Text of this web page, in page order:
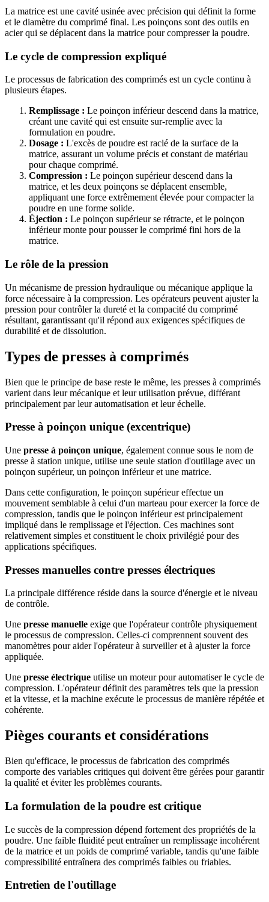
La matrice est une cavité usinée avec précision qui définit la forme
et le diamètre du comprimé final. Les poinçons sont des outils en
acier qui se déplacent dans la matrice pour compresser la poudre.
Le cycle de compression expliqué
Le processus de fabrication des comprimés est un cycle continu à
plusieurs étapes.
Remplissage : Le poinçon inférieur descend dans la matrice,
créant une cavité qui est ensuite sur-remplie avec la
formulation en poudre.
Dosage : L'excès de poudre est raclé de la surface de la
matrice, assurant un volume précis et constant de matériau
pour chaque comprimé.
Compression : Le poinçon supérieur descend dans la
matrice, et les deux poinçons se déplacent ensemble,
appliquant une force extrêmement élevée pour compacter la
poudre en une forme solide.
Éjection : Le poinçon supérieur se rétracte, et le poinçon
inférieur monte pour pousser le comprimé fini hors de la
matrice.
Le rôle de la pression
Un mécanisme de pression hydraulique ou mécanique applique la
force nécessaire à la compression. Les opérateurs peuvent ajuster la
pression pour contrôler la dureté et la compacité du comprimé
résultant, garantissant qu'il répond aux exigences spécifiques de
durabilité et de dissolution.
Types de presses à comprimés
Bien que le principe de base reste le même, les presses à comprimés
varient dans leur mécanique et leur utilisation prévue, différant
principalement par leur automatisation et leur échelle.
Presse à poinçon unique (excentrique)
Une presse à poinçon unique, également connue sous le nom de
presse à station unique, utilise une seule station d'outillage avec un
poinçon supérieur, un poinçon inférieur et une matrice.
Dans cette configuration, le poinçon supérieur effectue un
mouvement semblable à celui d'un marteau pour exercer la force de
compression, tandis que le poinçon inférieur est principalement
impliqué dans le remplissage et l'éjection. Ces machines sont
relativement simples et constituent le choix privilégié pour des
applications spécifiques.
Presses manuelles contre presses électriques
La principale différence réside dans la source d'énergie et le niveau
de contrôle.
Une presse manuelle exige que l'opérateur contrôle physiquement
le processus de compression. Celles-ci comprennent souvent des
manomètres pour aider l'opérateur à surveiller et à ajuster la force
appliquée.
Une presse électrique utilise un moteur pour automatiser le cycle de
compression. L'opérateur définit des paramètres tels que la pression
et la vitesse, et la machine exécute le processus de manière répétée et
cohérente.
Pièges courants et considérations
Bien qu'efficace, le processus de fabrication des comprimés
comporte des variables critiques qui doivent être gérées pour garantir
la qualité et éviter les problèmes courants.
La formulation de la poudre est critique
Le succès de la compression dépend fortement des propriétés de la
poudre. Une faible fluidité peut entraîner un remplissage incohérent
de la matrice et un poids de comprimé variable, tandis qu'une faible
compressibilité entraînera des comprimés faibles ou friables.
Entretien de l'outillage